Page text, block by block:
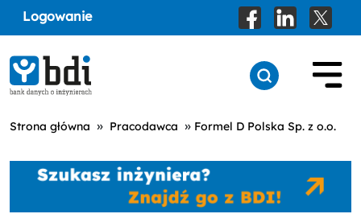
Logowanie
Strona główna » Pracodawca » Formel D Polska Sp. z o.o.